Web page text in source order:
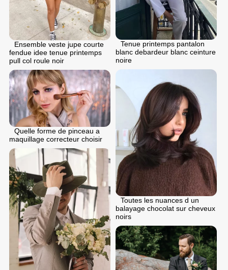
Tenue printemps pantalon
blanc debardeur blanc ceinture
noire
Ensemble veste jupe courte
fendue idee tenue printemps
pull col roule noir
Toutes les nuances d un
balayage chocolat sur cheveux
noirs
Quelle forme de pinceau a
maquillage correcteur choisir